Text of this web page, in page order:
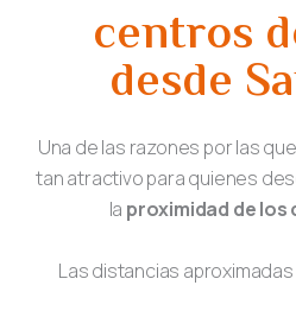
centros
desde
Una de las razones por las
tan atractivo para quienes
la proximidad de los
Las distancias